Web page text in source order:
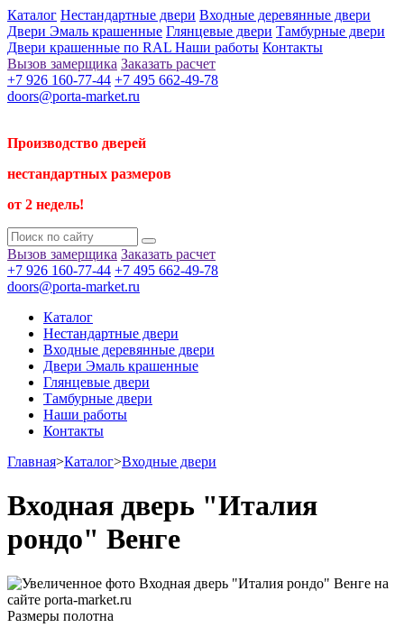
Каталог Нестандартные двери Входные деревянные двери
Двери Эмаль крашенные Глянцевые двери Тамбурные двери
Двери крашенные по RAL Наши работы Контакты
Вызов замерщика Заказать расчет
+7 926 160-77-44 +7 495 662-49-78
doors@porta-market.ru
Производство дверей
нестандартных размеров
от 2 недель!
Вызов замерщика Заказать расчет
+7 926 160-77-44 +7 495 662-49-78
doors@porta-market.ru
Каталог
Нестандартные двери
Входные деревянные двери
Двери Эмаль крашенные
Глянцевые двери
Тамбурные двери
Наши работы
Контакты
Главная>Каталог>Входные двери
Входная дверь "Италия
рондо" Венге
Размеры полотна